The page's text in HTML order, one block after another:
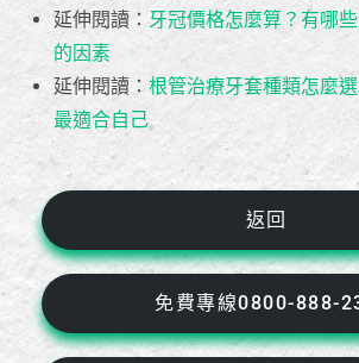
延伸閱讀： 牙冠價格怎麼算？有哪
的因素
延伸閱讀： 根管治療牙套種類怎麼
最適合自己
返回
免費專線0800-888-